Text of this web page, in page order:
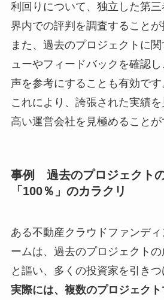
利回りについて、独立した第
界内での評判を調査することが
また、過去のプロジェクトに
ューやフィードバックを確認
声を参考にすることも有効です
これにより、誇張された実績
高い運営会社を見極めることが
事例 過去のプロジェクト
「100％」のカラクリ
ある不動産クラウドファンデ
ームは、過去のプロジェクトの
と謳い、多くの投資家を引きつ
実際には、複数のプロジェク